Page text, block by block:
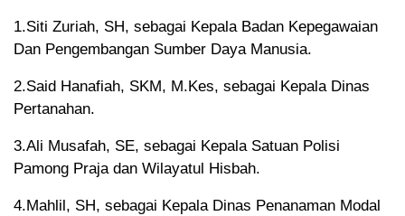
1.Siti Zuriah, SH, sebagai Kepala Badan Kepegawaian
Dan Pengembangan Sumber Daya Manusia.
2.Said Hanafiah, SKM, M.Kes, sebagai Kepala Dinas
Pertanahan.
3.Ali Musafah, SE, sebagai Kepala Satuan Polisi
Pamong Praja dan Wilayatul Hisbah.
4.Mahlil, SH, sebagai Kepala Dinas Penanaman Modal